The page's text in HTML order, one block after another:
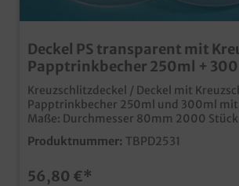
Deckel PS transparent mit
Papptrinkbecher 250ml +
2000St
Kreuzschlitzdeckel / Deckel mit
Papptrinkbecher 250ml und 300ml mit
Maße: Durchmesser 80mm 2000 Stück im
fest auf dem Becher und hält die
hingehören Aus transparentem Kunststoff mit
Produktnummer: TBPD2531
56,80 €*